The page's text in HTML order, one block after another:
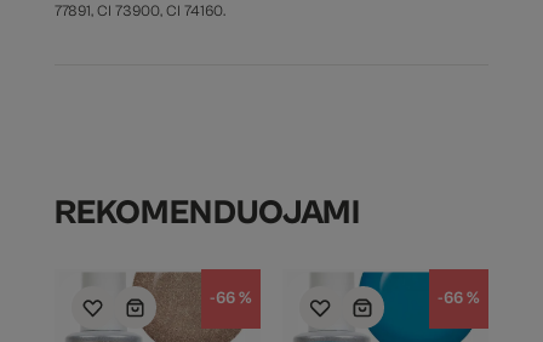
77891, CI 73900, CI 74160.
REKOMENDUOJAMI
-66 % -66 %